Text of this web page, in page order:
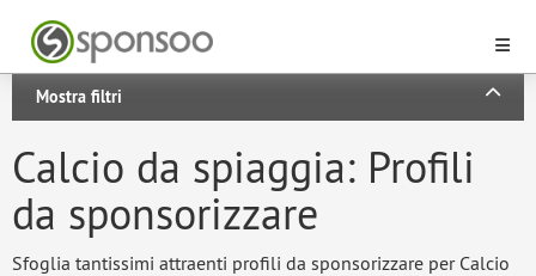
Mostra filtri
Calcio da spiaggia: Profili
da sponsorizzare
Sfoglia tantissimi attraenti profili da sponsorizzare per Calcio